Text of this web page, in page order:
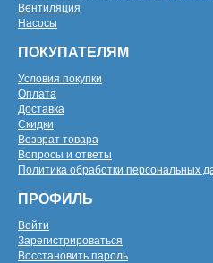
Вентиляция
Насосы
ПОКУПАТЕЛЯМ
Условия покупки
Оплата
Доставка
Скидки
Возврат товара
Вопросы и ответы
Политика обработки персональных
ПРОФИЛЬ
Войти
Зарегистрироваться
Восстановить пароль